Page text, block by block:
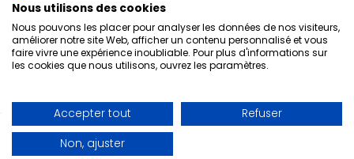
MON COMPTE
CONTACTEZ-NOUS
Nous utilisons des cookies
Nous pouvons les placer pour analyser les données de nos visiteurs,
améliorer notre site Web, afficher un contenu personnalisé et vous
faire vivre une expérience inoubliable. Pour plus d'informations sur
les cookies que nous utilisons, ouvrez les paramètres.
Accepter tout
Refuser
Non, ajuster